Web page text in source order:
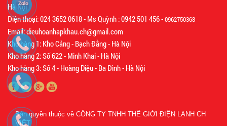
Hà Nội
Điện thoại: 024 3652 0618 - Ms Quỳnh : 0942 501 456 -0962750368
Email: dieuhoanhapkhau.ch@gmail.com
Kho hàng 1: Kho Cảng - Bạch Đằng - Hà Nội
Kho hàng 2: Số 622 - Minh Khai - Hà Nội
Kho hàng 3: Số 4 - Hoàng Diệu - Ba Đình - Hà Nội
Bản quyền thuộc về CÔNG TY TNHH THẾ GIỚI ĐIỆN LẠNH CH
VIỆT